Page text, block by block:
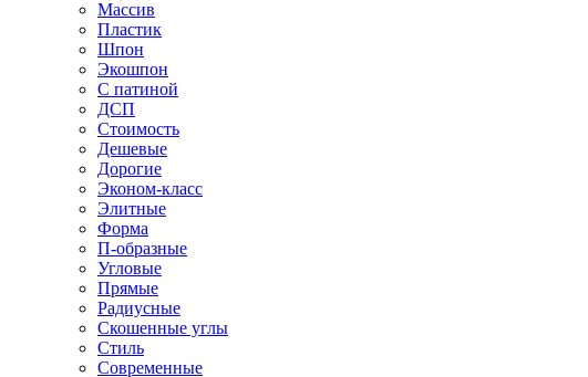
Массив
Пластик
Шпон
Экошпон
С патиной
ДСП
Стоимость
Дешевые
Дорогие
Эконом-класс
Элитные
Форма
П-образные
Угловые
Прямые
Радиусные
Скошенные углы
Стиль
Современные